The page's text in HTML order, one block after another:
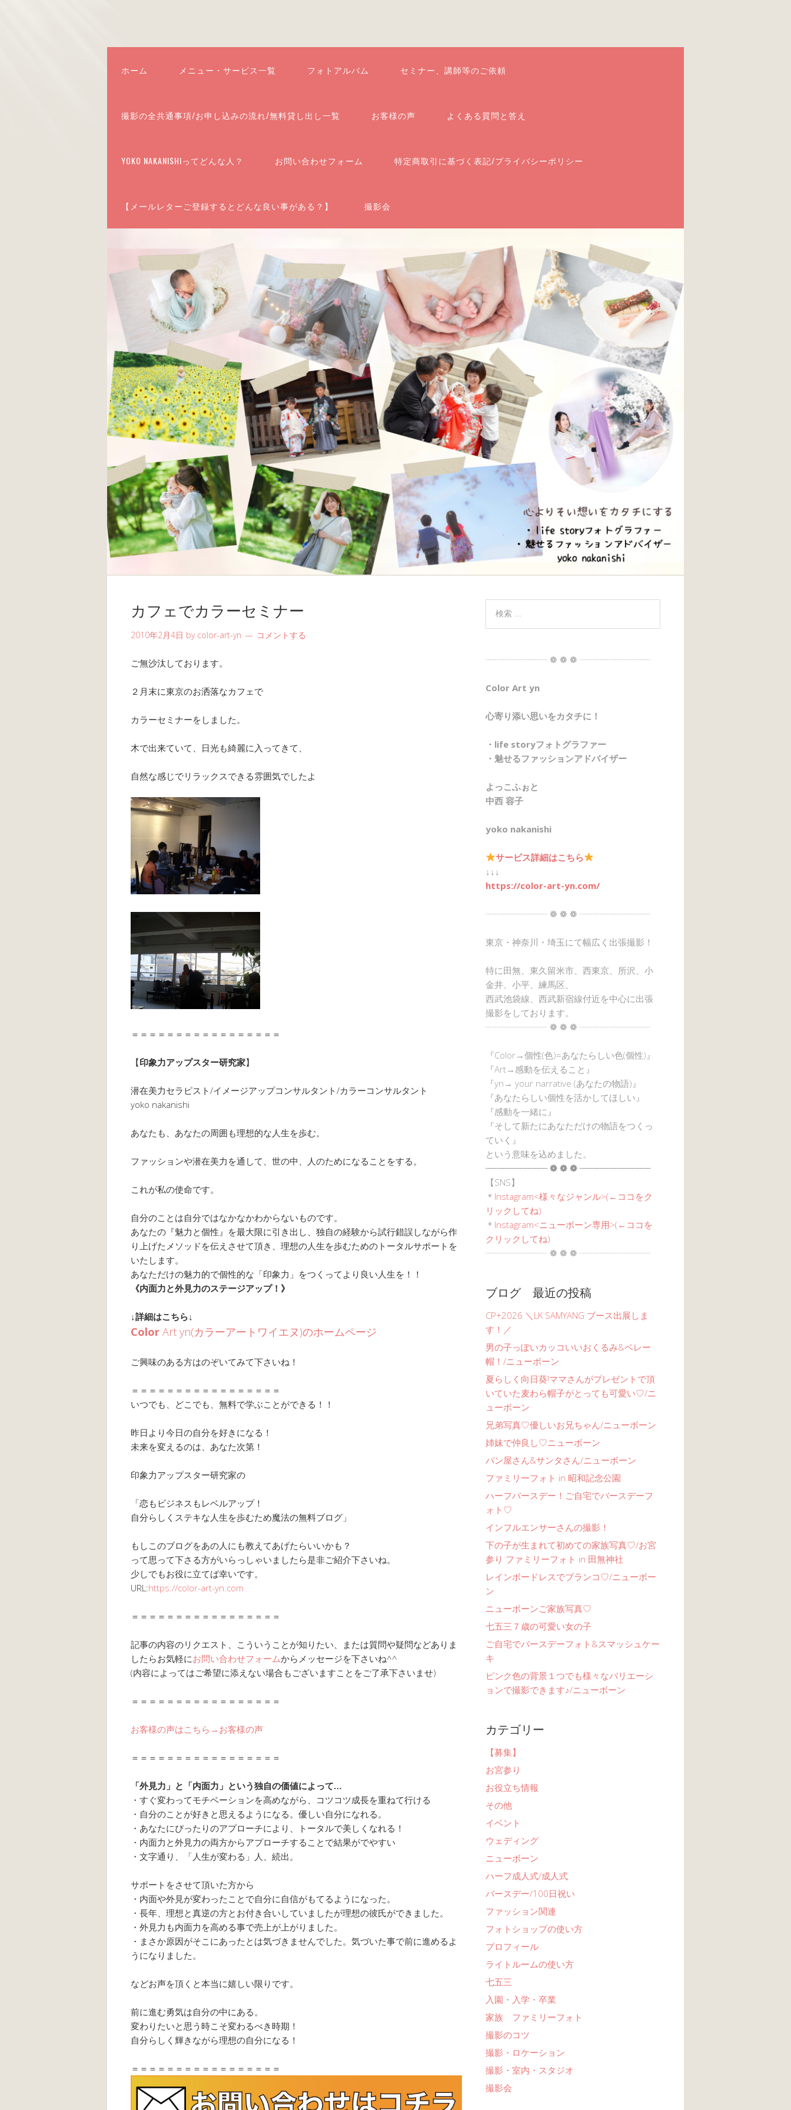
ホーム メニュー・サービス一覧 フォトアルバム セミナー、講師等のご依頼
撮影の全共通事項/お申し込みの流れ/無料貸し出し一覧 お客様の声 よくある質問と答え
YOKO NAKANISHIってどんな人？ お問い合わせフォーム 特定商取引に基づく表記/プライバシーポリシー
【メールレターご登録するとどんな良い事がある？】 撮影会
カフェでカラーセミナー
2010年2月4日 by color-art-yn コメントする
ご無沙汰しております。
２月末に東京のお洒落なカフェで
カラーセミナーをしました。
木で出来ていて、日光も綺麗に入ってきて、
自然な感じでリラックスできる雰囲気でしたよ
＝＝＝＝＝＝＝＝＝＝＝＝＝＝＝＝＝
【印象力アップスター研究家】
潜在美力セラピスト/イメージアップコンサルタント/カラーコンサルタント
yoko nakanishi
あなたも、あなたの周囲も理想的な人生を歩む。
ファッションや潜在美力を通して、 世の中、 人のためになることをする。
これが私の使命です。
自分のことは自分ではなかなかわからないものです。
あなたの『魅力と個性』を最大限に引き出し、 独自の経験から試行錯誤しながら作
り上げたメソッドを伝えさせて頂き、理想の人生を歩むためのトータルサポートを
いたします。
あなただけの魅力的で個性的な「印象力」 をつくってより良い人生を ！！
《内面力と外見力のステージアップ！》
↓詳細はこちら↓
Color Art yn(カラーアートワイエヌ)のホームページ
ご興味のある方はのぞいてみて下さいね！
＝＝＝＝＝＝＝＝＝＝＝＝＝＝＝＝＝
いつでも、どこでも、無料で学ぶことができる！！
昨日より今日の自分を好きになる！
未来を変えるのは、あなた次第！
印象力アップスター研究家の
「恋も ビジネスもレベルアップ！
自分らしくステキな人生を歩むため魔法の無料ブログ」
もしこのブログをあの人にも教えてあげたらいいかも？
って思って下さる方がいらっしゃいましたら是非ご紹介下さいね。
少しでもお役に立てば幸いです。
URL:https://color-art-yn.com
＝＝＝＝＝＝＝＝＝＝＝＝＝＝＝＝＝
記事の内容のリクエスト、こういうことが知りたい、または質問や疑問などありま
したらお気軽にお問い合わせフォームからメッセージを下さいね^^
(内容によってはご希望に添えない場合もございますことをご了承下さいませ)
＝＝＝＝＝＝＝＝＝＝＝＝＝＝＝＝＝
お客様の声はこちら→お客様の声
＝＝＝＝＝＝＝＝＝＝＝＝＝＝＝＝＝
「外見力」と「内面力」という独自の価値によって…
・すぐ変わってモチベーションを高めながら、コツコツ成長を重ねて行ける
・自分のことが好きと思えるようになる。優しい自分になれる。
・あなたにぴったりのアプローチにより、トータルで美しくなれる！
・内面力と外見力の両方からアプローチすることで結果がでやすい
・文字通り、「人生が変わる」人、続出。
サポートをさせて頂いた方から
・内面や外見が変わったことで自分に自信がもてるようになった。
・長年、理想と真逆の方とお付き合いしていましたが理想の彼氏ができました。
・外見力も内面力を高める事で売上が上がりました。
・まさか原因がそこにあったとは気づきませんでした。気づいた事で前に進めるよ
うになりました。
などお声を頂くと本当に嬉しい限りです。
前に進む勇気は自分の中にある。
変わりたいと思う時こそ変わるべき時期！
自分らしく輝きながら理想の自分になる！
＝＝＝＝＝＝＝＝＝＝＝＝＝＝＝＝＝
┈┈┈┈┈┈┈ ❁ ❁ ❁ ┈┈┈┈┈┈┈┈
Color Art yn
心寄り添い思いをカタチに！
・life storyフォトグラファー
・魅せるファッションアドバイザー
よっこふぉと
中西 容子
yoko nakanishi
サービス詳細はこちら
↓↓↓
https://color-art-yn.com/
┈┈┈┈┈┈┈ ❁ ❁ ❁ ┈┈┈┈┈┈┈┈
東京・神奈川・埼玉にて幅広く出張撮影！
特に田無、東久留米市、西東京、所沢、小
金井、小平、練馬区、
西武池袋線、西武新宿線付近を中心に出張
撮影をしております。
┈┈┈┈┈┈┈ ❁ ❁ ❁ ┈┈┈┈┈┈┈┈
『Color→個性(色)=あなたらしい色(個性)』
『Art→感動を伝えること』
『yn→ your narrative (あなたの物語)』
『あなたらしい個性を活かしてほしい』
『感動を一緒に』
『そして新たにあなただけの物語をつくっ
ていく』
という意味を込めました。
┈┈┈┈┈┈┈ ❁ ❁ ❁ ┈┈┈┈┈┈┈┈
【SNS】
＊ Instagram<様々なジャンル>(←ココをク
リックしてね)
＊ Instagram<ニューボーン専用>(←ココを
クリックしてね)
┈┈┈┈┈┈┈ ❁ ❁ ❁ ┈┈┈┈┈┈┈┈
ブログ 最近の投稿
CP+2026 ＼LK SAMYANG ブース出展しま
す！／
男の子っぽいカッコいいおくるみ&ベレー
帽！/ニューボーン
夏らしく向日葵!ママさんがプレゼントで頂
いていた麦わら帽子がとっても可愛い♡/ニ
ューボーン
兄弟写真♡優しいお兄ちゃん/ニューボーン
姉妹で仲良し♡ニューボーン
パン屋さん&サンタさん/ニューボーン
ファミリーフォト in 昭和記念公園
ハーフバースデー！ご自宅でバースデーフ
ォト♡
インフルエンサーさんの撮影！
下の子が生まれて初めての家族写真♡/お宮
参り ファミリーフォト in 田無神社
レインボードレスでブランコ♡/ニューボー
ン
ニューボーンご家族写真♡
七五三７歳の可愛い女の子
ご自宅でバースデーフォト&スマッシュケー
キ
ピンク色の背景１つでも様々なバリエーシ
ョンで撮影できます♪/ニューボーン
カテゴリー
【募集】
お宮参り
お役立ち情報
その他
イベント
ウェディング
ニューボーン
ハーフ成人式/成人式
バースデー/100日祝い
ファッション関連
フォトショップの使い方
プロフィール
ライトルームの使い方
七五三
入園・入学・卒業
家族 ファミリーフォト
撮影のコツ
撮影・ロケーション
撮影・室内・スタジオ
撮影会